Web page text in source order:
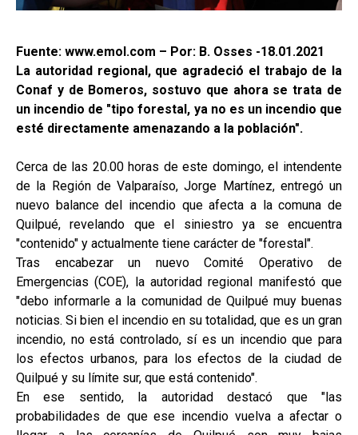
Fuente: www.emol.com – Por: B. Osses -18.01.2021
La autoridad regional, que agradeció el trabajo de la
Conaf y de Bomeros, sostuvo que ahora se trata de
un incendio de "tipo forestal, ya no es un incendio que
esté directamente amenazando a la población".
Cerca de las 20.00 horas de este domingo, el intendente
de la Región de Valparaíso, Jorge Martínez, entregó un
nuevo balance del incendio que afecta a la comuna de
Quilpué, revelando que el siniestro ya se encuentra
"contenido" y actualmente tiene carácter de "forestal".
Tras encabezar un nuevo Comité Operativo de
Emergencias (COE), la autoridad regional manifestó que
"debo informarle a la comunidad de Quilpué muy buenas
noticias. Si bien el incendio en su totalidad, que es un gran
incendio, no está controlado, sí es un incendio que para
los efectos urbanos, para los efectos de la ciudad de
Quilpué y su límite sur, que está contenido".
En ese sentido, la autoridad destacó que "las
probabilidades de que ese incendio vuelva a afectar o